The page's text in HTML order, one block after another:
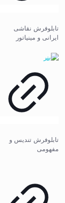
تابلوفرش نقاشی
ایرانی و مینیاتور
تابلوفرش تندیس و
مفهومی